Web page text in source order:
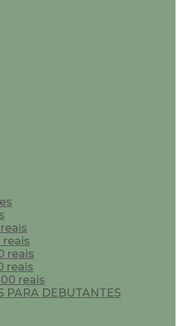
reais
reais
reais
reais
reais
PARA DEBUTANTES